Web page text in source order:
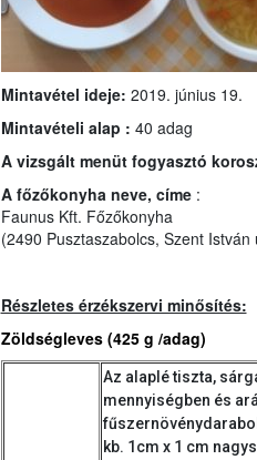
Mintavétel ideje: 2019. június 19.
Mintavételi alap : 40 adag
A vizsgált menüt fogyasztó
A főzőkonyha neve, címe :
Faunus Kft. Főzőkonyha
(2490 Pusztaszabolcs, Szent István
Részletes érzékszervi minősítés:
Zöldségleves (425 g /adag)
Az alaplé tiszta,
mennyiségben és
kb. 1cm x 1 cm